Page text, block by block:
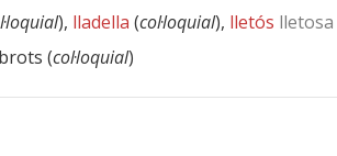
), lladella (col·loquial), lletós lletosa
(col·loquial)